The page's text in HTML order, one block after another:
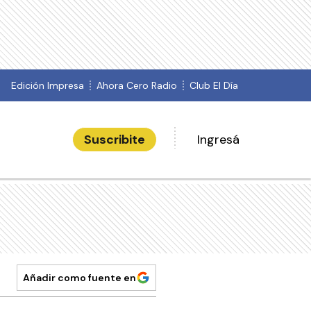
Edición Impresa Ahora Cero Radio Club El Día
Suscribite Ingresá
Añadir como fuente en